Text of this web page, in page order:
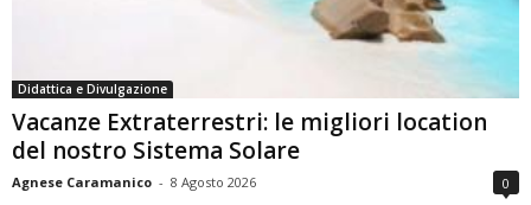
Didattica e Divulgazione
Vacanze Extraterrestri: le migliori location
del nostro Sistema Solare
Agnese Caramanico - 8 Agosto 2026 0